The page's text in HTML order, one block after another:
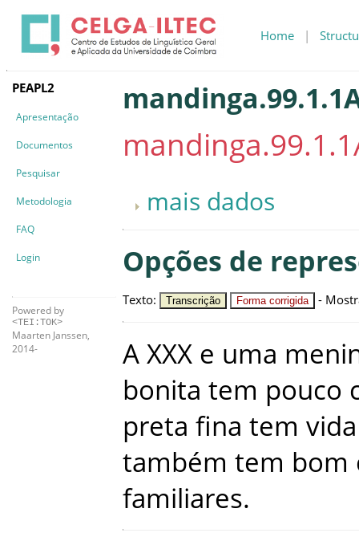
Home |
PEAPL2
Apresentação
Documentos
Pesquisar
Metodologia
FAQ
Login
Powered by
<TEI:TOK>
Maarten Janssen,
2014-
mais dados
Opções de
Texto: Transcrição Forma corrigida -
A XXX e uma
bonita tem pouco
preta fina tem vida
também tem bom
familiares.